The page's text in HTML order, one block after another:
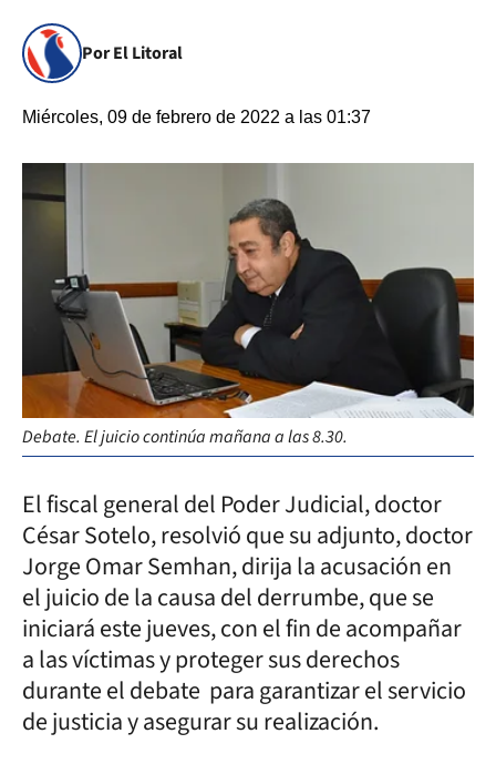
Por El Litoral
Miércoles, 09 de febrero de 2022 a las 01:37
Debate. El juicio continúa mañana a las 8.30.
El fiscal general del Poder Judicial, doctor
César Sotelo, resolvió que su adjunto, doctor
Jorge Omar Semhan, dirija la acusación en
el juicio de la causa del derrumbe, que se
iniciará este jueves, con el fin de acompañar
a las víctimas y proteger sus derechos
durante el debate para garantizar el servicio
de justicia y asegurar su realización.